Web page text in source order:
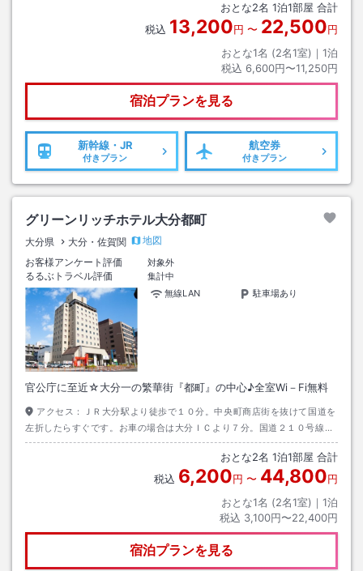
おとな2名 1泊1部屋 合計
税込 13,200円 〜 22,500円
おとな1名 (2名1室)｜ 1泊
税込 6,600円〜11,250円
宿泊プランを見る
新幹線・JR
付きプラン
航空券
付きプラン
グリーンリッチホテル大分都町
大分県 大分・佐賀関
地図
お客様アンケート評価
対象外
るるぶトラベル評価
集計中
無線LAN
駐車場あり
官公庁に至近☆大分一の繁華街『都町』の中心♪全室Wi－Fi無料
アクセス：
ＪＲ大分駅より徒歩で１０分。中央町商店街を抜けて国道を
左折したらすぐです。お車の場合は大分ＩＣより７分。国道２１０号線に
乗り寿町１丁目交差点を右折。すぐ左側にホテルが見えます。
おとな2名 1泊1部屋 合計
税込 6,200円 〜 44,800円
おとな1名 (2名1室)｜ 1泊
税込 3,100円〜22,400円
宿泊プランを見る